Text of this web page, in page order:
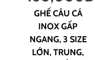
GHẾ CÂU CÁ
INOX GẤP
NGANG, 3 SIZE
LỚN, TRUNG,